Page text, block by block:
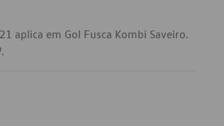
aplica em Gol Fusca Kombi Saveiro.